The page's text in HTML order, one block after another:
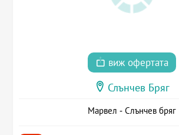
виж офертата
Слънчев Бряг
Марвел - Слънчев бряг